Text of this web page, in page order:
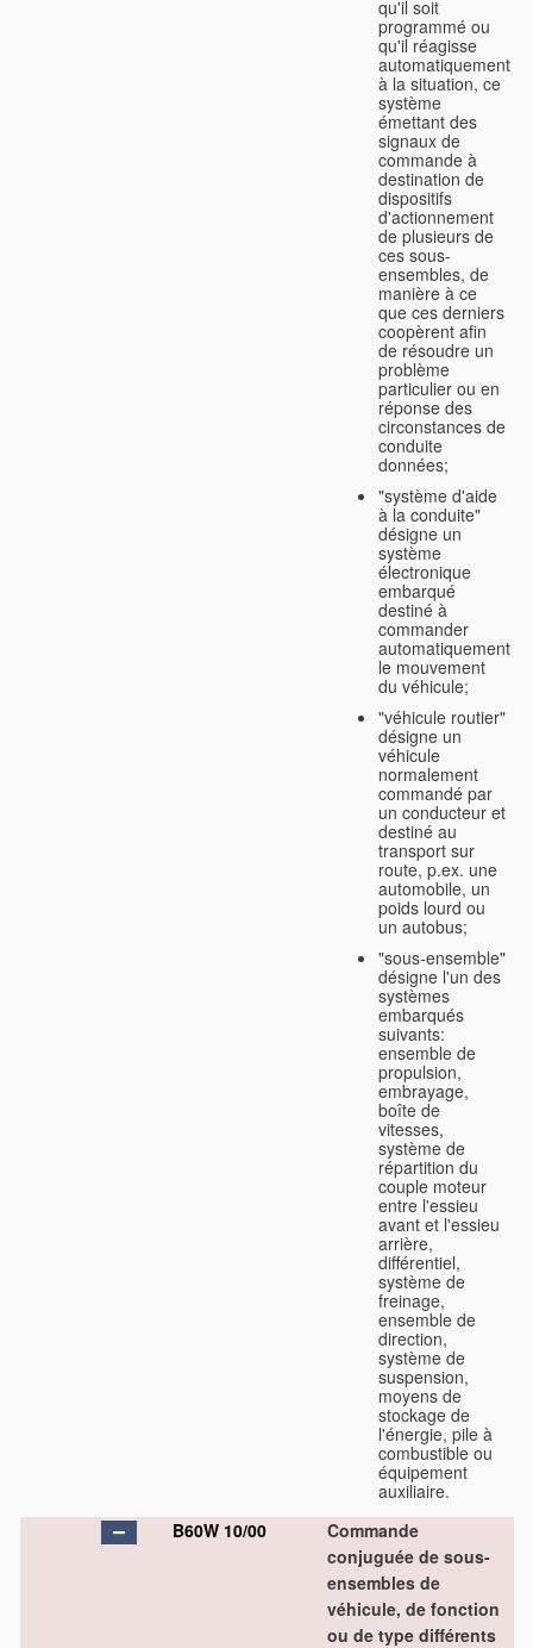
qu'il soit
programmé ou
qu'il réagisse
automatiquement
à la situation, ce
système
émettant des
signaux de
commande à
destination de
dispositifs
d'actionnement
de plusieurs de
ces sous-
ensembles, de
manière à ce
que ces derniers
coopèrent afin
de résoudre un
problème
particulier ou en
réponse des
circonstances de
conduite
données;
"système d'aide
à la conduite"
désigne un
système
électronique
embarqué
destiné à
commander
automatiquement
le mouvement
du véhicule;
"véhicule routier"
désigne un
véhicule
normalement
commandé par
un conducteur et
destiné au
transport sur
route, p.ex. une
automobile, un
poids lourd ou
un autobus;
"sous-ensemble"
désigne l'un des
systèmes
embarqués
suivants:
ensemble de
propulsion,
embrayage,
boîte de
vitesses,
système de
répartition du
couple moteur
entre l'essieu
avant et l'essieu
arrière,
différentiel,
système de
freinage,
ensemble de
direction,
système de
suspension,
moyens de
stockage de
l'énergie, pile à
combustible ou
équipement
auxiliaire.
B60W 10/00
Commande
conjuguée de sous-
ensembles de
véhicule, de fonction
ou de type différents